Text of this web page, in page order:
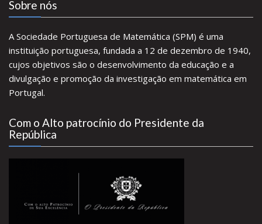
Sobre nós
A Sociedade Portuguesa de Matemática (SPM) é uma
instituição portuguesa, fundada a 12 de dezembro de 1940,
cujos objetivos são o desenvolvimento da educação e a
divulgação e promoção da investigação em matemática em
Portugal.
Com o Alto patrocínio do Presidente da
República